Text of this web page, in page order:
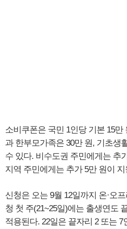
소비쿠폰은 국민 1인당 기본 15
과 한부모가족은 30만 원, 기초생
수 있다. 비수도권 주민에게는 추
지역 주민에게는 추가 5만 원이
신청은 오는 9월 12일까지 온·오
청 첫 주(21~25일)에는 출생연도
적용된다. 22일은 끝자리 2 또는